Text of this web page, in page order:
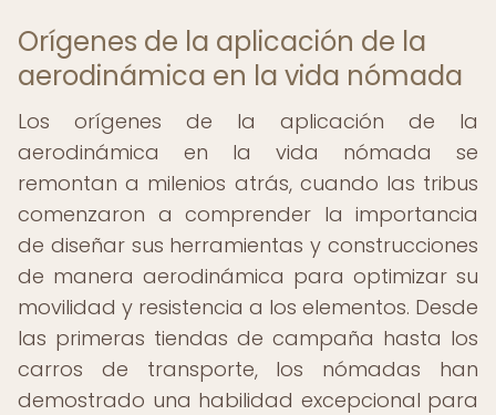
Orígenes de la aplicación de la
aerodinámica en la vida nómada
Los orígenes de la aplicación de la
aerodinámica en la vida nómada se
remontan a milenios atrás, cuando las tribus
comenzaron a comprender la importancia
de diseñar sus herramientas y construcciones
de manera aerodinámica para optimizar su
movilidad y resistencia a los elementos. Desde
las primeras tiendas de campaña hasta los
carros de transporte, los nómadas han
demostrado una habilidad excepcional para